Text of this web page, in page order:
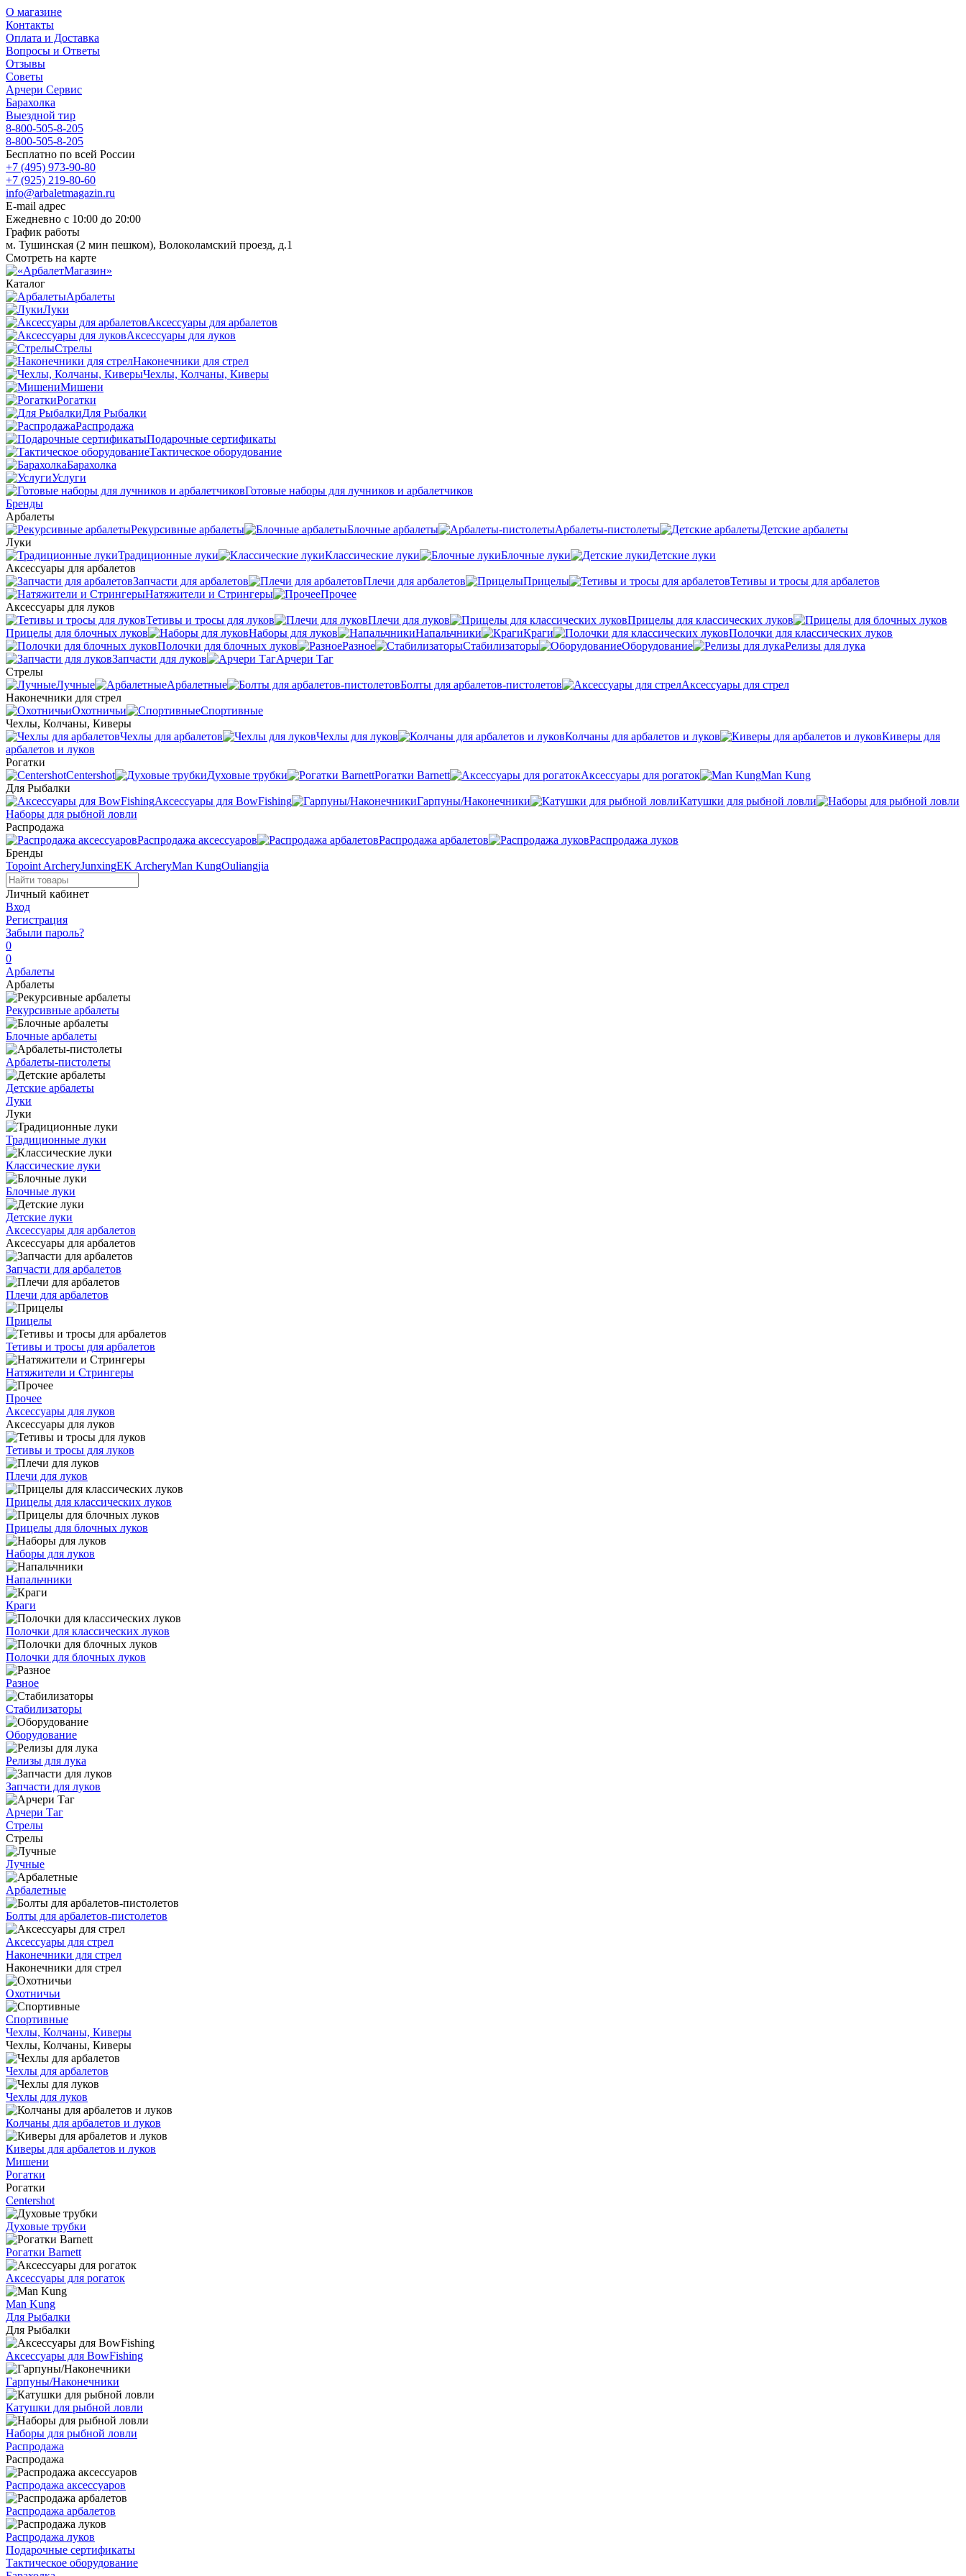
О магазине
Контакты
Оплата и Доставка
Вопросы и Ответы
Отзывы
Советы
Арчери Сервис
Барахолка
Выездной тир
8-800-505-8-205
8-800-505-8-205
Бесплатно по всей России
+7 (495) 973-90-80
+7 (925) 219-80-60
info@arbaletmagazin.ru
E-mail адрес
Ежедневно с 10:00 до 20:00
График работы
м. Тушинская (2 мин пешком), Волоколамский проезд, д.1
Смотреть на карте
Каталог
Арбалеты
Луки
Аксессуары для арбалетов
Аксессуары для луков
Стрелы
Наконечники для стрел
Чехлы, Колчаны, Киверы
Мишени
Рогатки
Для Рыбалки
Распродажа
Подарочные сертификаты
Тактическое оборудование
Барахолка
Услуги
Готовые наборы для лучников и арбалетчиков
Бренды
Арбалеты
Рекурсивные арбалеты
Блочные арбалеты Арбалеты-пистолеты
Детские арбалеты
Луки
Традиционные луки
Классические луки Блочные луки
Детские луки
Аксессуары для арбалетов
Запчасти для арбалетов
Плечи для арбалетов Прицелы
Тетивы и тросы для арбалетов
Натяжители и Стрингеры
Прочее
Аксессуары для луков
Тетивы и тросы для луков
Плечи для луков
Прицелы для классических луков
Прицелы для блочных луков
Наборы для луков Напальчники Краги
Полочки для классических луков
Полочки для блочных луков
Разное Стабилизаторы Оборудование
Релизы для лука
Запчасти для луков
Арчери Таг
Стрелы
Лучные
Арбалетные Болты для арбалетов-пистолетов
Аксессуары для стрел
Наконечники для стрел
Охотничьи
Спортивные
Чехлы, Колчаны, Киверы
Чехлы для арбалетов
Чехлы для луков Колчаны для арбалетов и луков
Киверы для
арбалетов и луков
Рогатки
Centershot
Духовые трубки Рогатки Barnett Аксессуары для рогаток
Man Kung
Для Рыбалки
Аксессуары для BowFishing
Гарпуны/Наконечники
Катушки для рыбной ловли
Наборы для рыбной ловли
Распродажа
Распродажа аксессуаров
Распродажа арбалетов
Распродажа луков
Бренды
Topoint ArcheryJunxingEK ArcheryMan KungOuliangjia
Личный кабинет
Вход
Регистрация
Забыли пароль?
0
0
Арбалеты
Арбалеты
Рекурсивные арбалеты
Блочные арбалеты
Арбалеты-пистолеты
Детские арбалеты
Луки
Луки
Традиционные луки
Классические луки
Блочные луки
Детские луки
Аксессуары для арбалетов
Аксессуары для арбалетов
Запчасти для арбалетов
Плечи для арбалетов
Прицелы
Тетивы и тросы для арбалетов
Натяжители и Стрингеры
Прочее
Аксессуары для луков
Аксессуары для луков
Тетивы и тросы для луков
Плечи для луков
Прицелы для классических луков
Прицелы для блочных луков
Наборы для луков
Напальчники
Краги
Полочки для классических луков
Полочки для блочных луков
Разное
Стабилизаторы
Оборудование
Релизы для лука
Запчасти для луков
Арчери Таг
Стрелы
Стрелы
Лучные
Арбалетные
Болты для арбалетов-пистолетов
Аксессуары для стрел
Наконечники для стрел
Наконечники для стрел
Охотничьи
Спортивные
Чехлы, Колчаны, Киверы
Чехлы, Колчаны, Киверы
Чехлы для арбалетов
Чехлы для луков
Колчаны для арбалетов и луков
Киверы для арбалетов и луков
Мишени
Рогатки
Рогатки
Centershot
Духовые трубки
Рогатки Barnett
Аксессуары для рогаток
Man Kung
Для Рыбалки
Для Рыбалки
Аксессуары для BowFishing
Гарпуны/Наконечники
Катушки для рыбной ловли
Наборы для рыбной ловли
Распродажа
Распродажа
Распродажа аксессуаров
Распродажа арбалетов
Распродажа луков
Подарочные сертификаты
Тактическое оборудование